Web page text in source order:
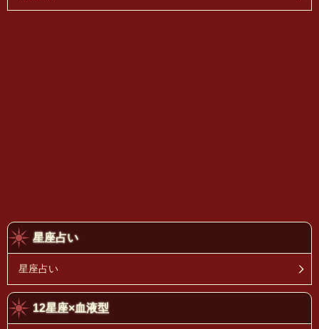
星座占い
星座占い
12星座×血液型